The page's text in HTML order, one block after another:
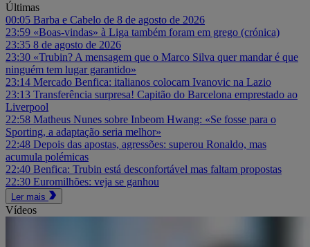
Últimas
00:05 Barba e Cabelo de 8 de agosto de 2026
23:59 «Boas-vindas» à Liga também foram em grego (crónica)
23:35 8 de agosto de 2026
23:30 «Trubin? A mensagem que o Marco Silva quer mandar é que
ninguém tem lugar garantido»
23:14 Mercado Benfica: italianos colocam Ivanovic na Lazio
23:13 Transferência surpresa! Capitão do Barcelona emprestado ao
Liverpool
22:58 Matheus Nunes sobre Inbeom Hwang: «Se fosse para o
Sporting, a adaptação seria melhor»
22:48 Depois das apostas, agressões: superou Ronaldo, mas
acumula polémicas
22:40 Benfica: Trubin está desconfortável mas faltam propostas
22:30 Euromilhões: veja se ganhou
Ler mais
Vídeos